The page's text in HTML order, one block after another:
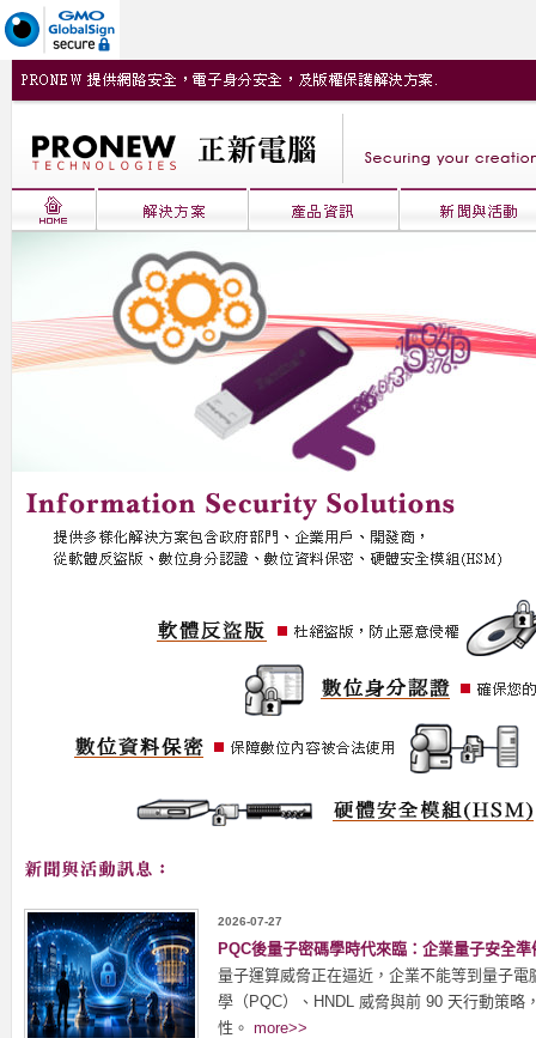
2026-07-27
PQC後量子密碼學時代來臨：企業量子安全
量子運算威脅正在逼近，企業不能等到量子
學（PQC）、HNDL 威脅與前 90 天行動策略
性。 more>>